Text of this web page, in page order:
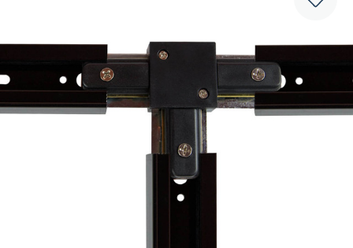
Disponibile, Spedito in 24/48 ore